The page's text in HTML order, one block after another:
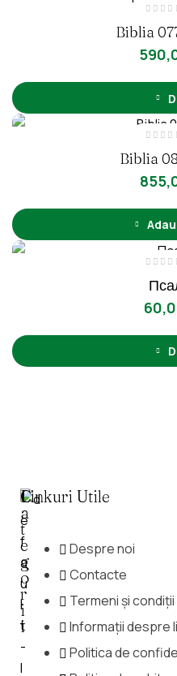
5
v
a
l
u
l
i
5
Biblia
v
a
l
u
l
0
5
Biblia
v
l
u
l
C
A
T
E
G
O
R
I
I
Linkuri Utile
Despre noi
Contacte
Termeni și condiții
Informații despre
Politica de